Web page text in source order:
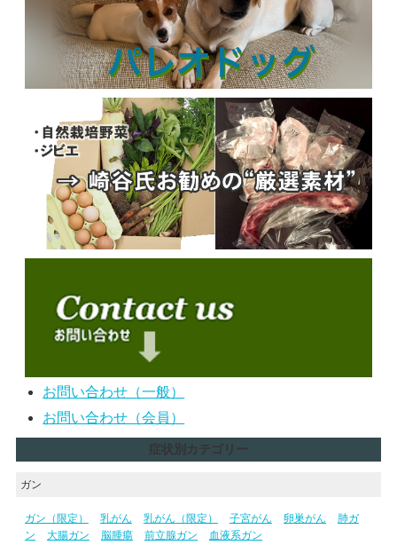
お問い合わせ（一般）
お問い合わせ（会員）
症状別カテゴリー
ガン
ガン（限定） 乳がん 乳がん（限定） 子宮がん 卵巣がん
肺ガ
ン
大腸ガン 脳腫瘍 前立腺ガン 血液系ガン